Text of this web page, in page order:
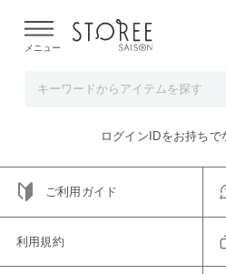
よる配送遅延が発生しております
メニュー
ご指定のアイテムは取り扱い終
トップへ戻る
ログインIDをお持ちで
ご利用ガイド
利用規約